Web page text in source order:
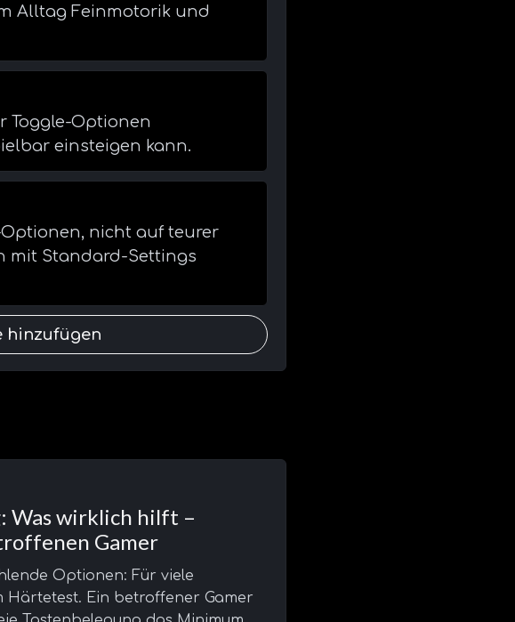
Alltag Feinmotorik und
Toggle-Optionen
einsteigen kann.
nicht auf teurer
mit Standard-Settings
hinzufügen
Was wirklich hilft –
Gamer
Optionen: Für viele
Härtetest. Ein betroffener Gamer